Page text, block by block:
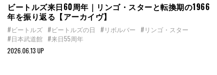
ビートルズ来日60周年｜リンゴ・スターと転換期の1966
年を振り返る【アーカイヴ】
#ビートルズ #ビートルズの日 #リボルバー #リンゴ・スター
#日本武道館 #来日55周年
2026.06.13 UP